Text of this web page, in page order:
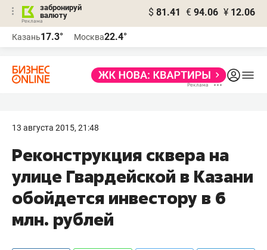
забронируй
валюту
$ 81.41 € 94.06 ¥ 12.06
Казань17.3° Москва22.4°
13 августа 2015, 21:48
Реконструкция сквера на
улице Гвардейской в Казани
обойдется инвестору в 6
млн. рублей